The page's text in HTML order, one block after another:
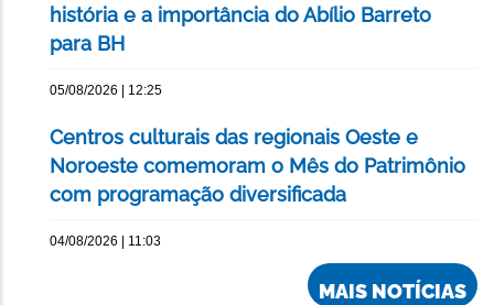
história e a importância do Abílio Barreto
para BH
05/08/2026 | 12:25
Centros culturais das regionais Oeste e
Noroeste comemoram o Mês do Patrimônio
com programação diversificada
04/08/2026 | 11:03
MAIS NOTÍCIAS